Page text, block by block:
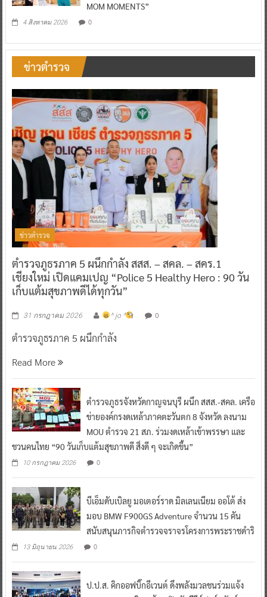
MOM MOMENTS”
4 สิงหาคม 2026 0
ข่าวตำรวจ
ข่าวตำรวจ
ตำรวจภูธรภาค 5 ผนึกกำลัง สสส. – สคล. – สคร.1
เชียงใหม่ เปิดแคมเปญ “Police 5 Healthy Hero : 90 วัน
เก็บแต้มสุขภาพดีได้ทุกวัน”
31 กรกฎาคม 2026 ^ jo ^ 0
ตำรวจภูธรภาค 5 ผนึกกำลัง
Read More
ตำรวจภูธรจังหวัดกาญจนบุรี ผนึก สสส.-สคล. เครือ
ข่ายองค์กรงดเหล้าภาคตะวันตก 8 จังหวัด ลงนาม
MOU ตำรวจ 21 สภ. ร่วมงดเหล้าเข้าพรรษา และ
ชวนคนไทย “90 วันเก็บแต้มสุขภาพดี สิ่งดี ๆ จะเกิดขึ้น”
10 กรกฎาคม 2026 0
บีเอ็มดับเบิลยู มอเตอร์ราด มิลเลนเนียม ออโต้ ส่ง
มอบ BMW F900GS Adventure จำนวน 15 คัน
สนับสนุนภารกิจตำรวจจราจรโครงการพระราชดำริ
13 มิถุนายน 2026 0
ป.ป.ส. คิกออฟบิ๊กอีเวนต์ ดึงพลังมวลชนร่วมแจ้ง